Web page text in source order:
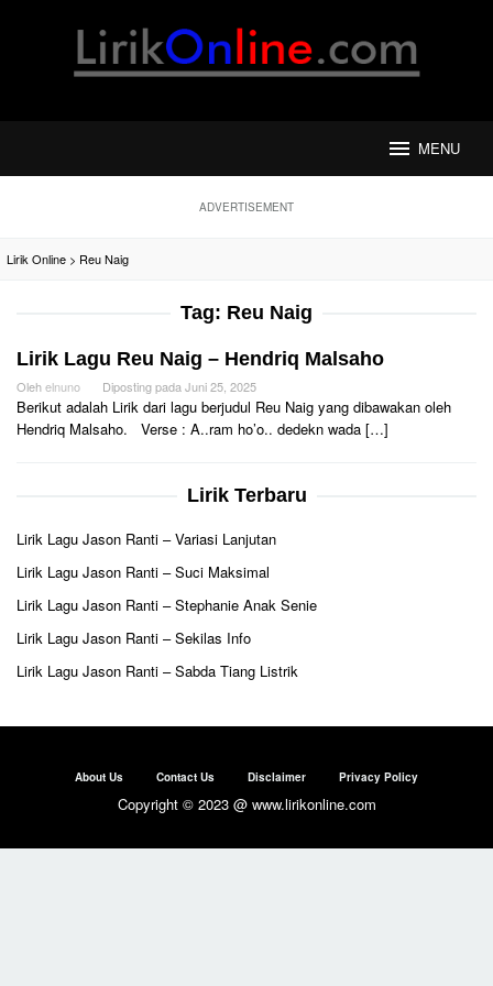
MENU
ADVERTISEMENT
Lirik Online > Reu Naig
Tag: Reu Naig
Lirik Lagu Reu Naig – Hendriq Malsaho
Olehelnuno Diposting pada Juni 25, 2025
Berikut adalah Lirik dari lagu berjudul Reu Naig yang dibawakan oleh
Hendriq Malsaho. Verse : A..ram ho’o.. dedekn wada […]
Lirik Terbaru
Lirik Lagu Jason Ranti – Variasi Lanjutan
Lirik Lagu Jason Ranti – Suci Maksimal
Lirik Lagu Jason Ranti – Stephanie Anak Senie
Lirik Lagu Jason Ranti – Sekilas Info
Lirik Lagu Jason Ranti – Sabda Tiang Listrik
About Us Contact Us Disclaimer Privacy Policy
Copyright © 2023 @ www.lirikonline.com